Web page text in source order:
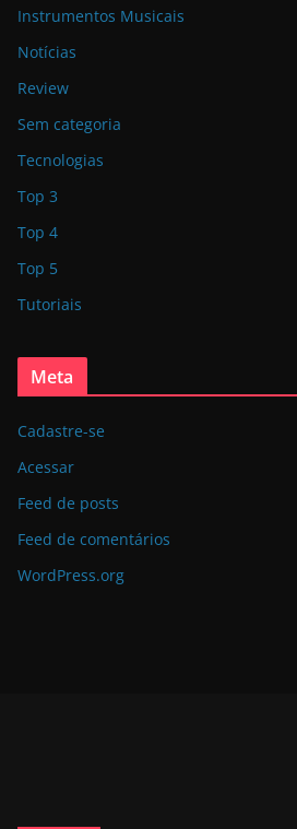
Instrumentos Musicais
Notícias
Review
Sem categoria
Tecnologias
Top 3
Top 4
Top 5
Tutoriais
Meta
Cadastre-se
Acessar
Feed de posts
Feed de comentários
WordPress.org